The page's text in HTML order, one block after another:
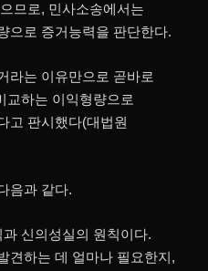
므로, 민사소송에서는
으로 증거능력을 판단한다.
라는 이유만으로 곧바로
교하는 이익형량으로
고 판시했다(대법원
음과 같다.
신의성실의 원칙이다.
견하는 데 얼마나 필요한지,